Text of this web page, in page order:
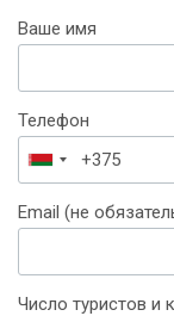
Ваше имя
Телефон
Беларусь
+375
Email (не
Число туристов и